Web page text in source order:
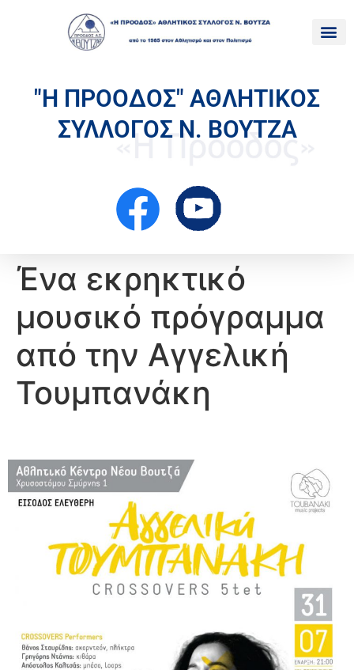
"Η ΠΡΟΟΔΟΣ" ΑΘΛΗΤΙΚΟΣ
ΣΥΛΛΟΓΟΣ Ν. ΒΟΥΤΖΑ
Ένα εκρηκτικό
μουσικό πρόγραμμα
από την Αγγελική
Τουμπανάκη